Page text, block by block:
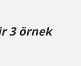
3 örnek